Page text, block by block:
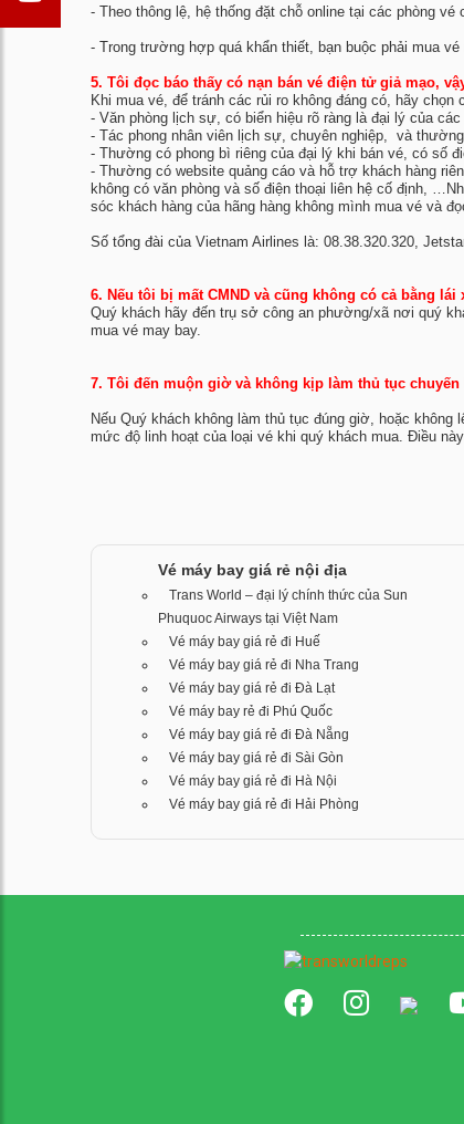
- Theo thông lệ, hệ thống đặt chỗ online tại các phòng
- Trong trường hợp quá khẩn thiết, bạn buộc phải mua
5. Tôi đọc báo thấy có nạn bán vé điện tử giả mạo,
Khi mua vé, để tránh các rủi ro không đáng có, hãy
- Văn phòng lịch sự, có biển hiệu rõ ràng là đại lý của
- Tác phong nhân viên lịch sự, chuyên nghiệp, và
- Thường có phong bì riêng của đại lý khi bán vé, có số
- Thường có website quảng cáo và hỗ trợ khách hàng
không có văn phòng và số điện thoại liên hệ cố định,
sóc khách hàng của hãng hàng không mình mua vé và
Số tổng đài của Vietnam Airlines là: 08.38.320.320,
6. Nếu tôi bị mất CMND và cũng không có cả bằng
Quý khách hãy đến trụ sở công an phường/xã nơi quý
mua vé may bay.
7. Tôi đến muộn giờ và không kịp làm thủ tục
Nếu Quý khách không làm thủ tục đúng giờ, hoặc
mức độ linh hoạt của loại vé khi quý khách mua. Điều
Vé máy bay giá rẻ nội địa
Trans World – đại lý chính thức của Sun
Phuquoc Airways tại Việt Nam
Vé máy bay giá rẻ đi Huế
Vé máy bay giá rẻ đi Nha Trang
Vé máy bay giá rẻ đi Đà Lạt
Vé máy bay rẻ đi Phú Quốc
Vé máy bay giá rẻ đi Đà Nẵng
Vé máy bay giá rẻ đi Sài Gòn
Vé máy bay giá rẻ đi Hà Nội
Vé máy bay giá rẻ đi Hải Phòng